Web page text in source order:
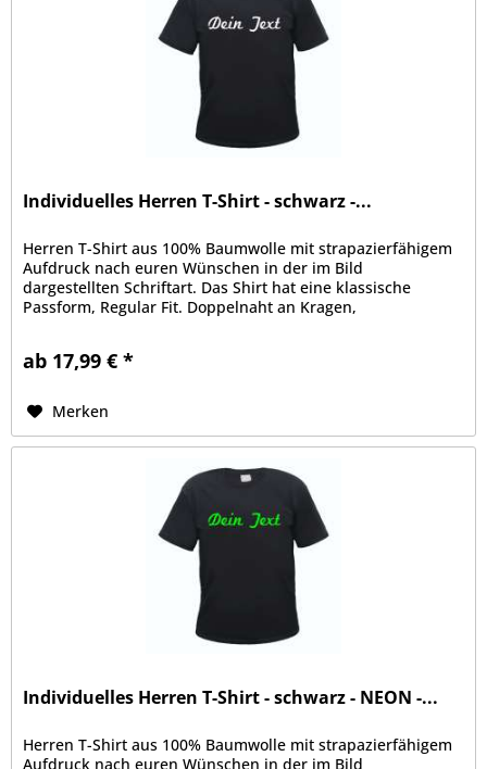
Individuelles Herren T-Shirt - schwarz -...
Herren T-Shirt aus 100% Baumwolle mit strapazierfähigem
Aufdruck nach euren Wünschen in der im Bild
dargestellten Schriftart. Das Shirt hat eine klassische
Passform, Regular Fit. Doppelnaht an Kragen,
ab 17,99 € *
Merken
Individuelles Herren T-Shirt - schwarz - NEON -...
Herren T-Shirt aus 100% Baumwolle mit strapazierfähigem
Aufdruck nach euren Wünschen in der im Bild